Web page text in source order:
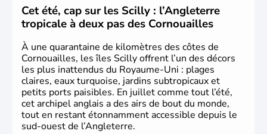
L'Angleterre est l’une des quatre nations constitutives du
Royaume-Uni. Elle est peuplée de plus de 50 millions
d’habitants, les Anglais, et constitue à elle seule, près de
84% de la population de l’ensemble. Le pays s’est créé au
Xème siècle et tient son nom desAngles
germanique installé sur ces terres. Première démocratie
parlementaire au monde, elle doit son développement à
l’essor industriel du XIXème siècle.
Cet été, cap sur les Scilly : l’Angleterre
tropicale à deux pas des Cornouailles
À une quarantaine de kilomètres des côtes de
Cornouailles, les îles Scilly offrent l’un des décors
les plus inattendus du Royaume-Uni : plages
claires, eaux turquoise, jardins subtropicaux et
petits ports paisibles. En juillet comme tout l’été,
cet archipel anglais a des airs de bout du monde,
tout en restant étonnamment accessible depuis le
sud-ouest de l’Angleterre.